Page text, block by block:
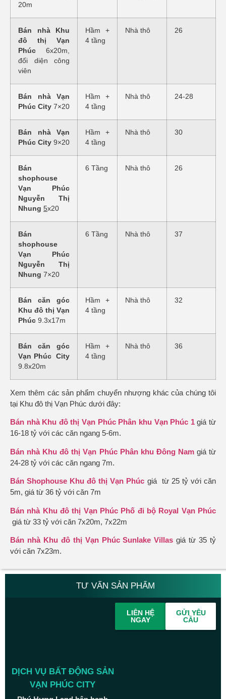
20m
Bán nhà Khu
đô thị Vạn
Phúc 6x20m,
đối diện công
viên
Hầm +
4 tầng
Nhà thô 26
Bán nhà Vạn
Phúc City 7×20
Hầm +
4 tầng
Nhà thô 24-28
Bán nhà Vạn
Phúc City 9×20
Hầm +
4 tầng
Nhà thô 30
Bán
shophouse
Vạn Phúc
Nguyễn Thị
Nhung 5x20
6 Tầng Nhà thô 26
Bán
shophouse
Vạn Phúc
Nguyễn Thị
Nhung 7×20
6 Tầng Nhà thô 37
Bán căn góc
Khu đô thị Vạn
Phúc 9.3x17m
Hầm +
4 tầng
Nhà thô 32
Bán căn góc
Vạn Phúc City
9.8x20m
Hầm +
4 tầng
Nhà thô 36
Xem thêm các sản phẩm chuyển nhượng khác của chúng tôi
tại Khu đô thị Vạn Phúc dưới đây:
Bán nhà Khu đô thị Vạn Phúc Phân khu Vạn Phúc 1giá từ
16-18 tỷ với các căn ngang 5-6m.
Bán nhà Khu đô thị Vạn Phúc Phân khu Đông Namgiá từ
24-28 tỷ với các căn ngang 7m.
Bán Shophouse Khu đô thị Vạn Phúc giá từ 25 tỷ với căn
5m, giá từ 36 tỷ với căn 7m
Bán nhà Khu đô thị Vạn Phúc Phố đi bộ Royal Vạn Phúc
giá từ 33 tỷ với căn 7x20m, 7x22m
Bán nhà Khu đô thị Vạn Phúc Sunlake Villas giá từ 35 tỷ
với căn 7x23m.
TƯ VẤN SẢN PHẨM
DỊCH VỤ BẤT ĐỘNG SẢN
VẠN PHÚC CITY
LIÊN HỆ
NGAY
GỬI YÊU
CẦU